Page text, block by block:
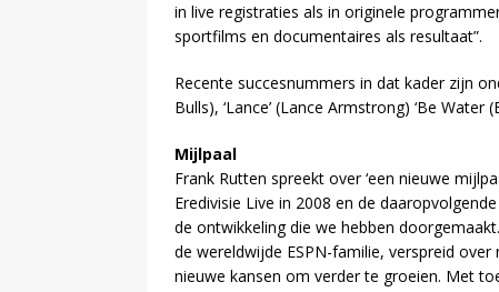
in live registraties als in originele
sportfilms en documentaires als resultaat”.
Recente succesnummers in dat kader zijn
Bulls), ‘Lance’ (Lance Armstrong) ‘Be
Mijlpaal
Frank Rutten spreekt over ‘een nieuwe
Eredivisie Live in 2008 en de
de ontwikkeling die we hebben
de wereldwijde ESPN-familie, verspreid
nieuwe kansen om verder te groeien. Met